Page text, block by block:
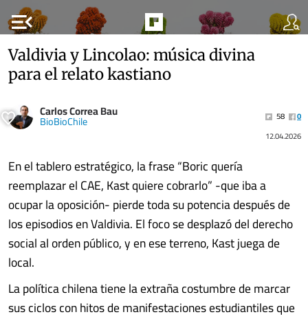
menu_open
Valdivia y Lincolao: música divina
para el relato kastiano
Carlos Correa Bau
BioBioChile 58
0
12.04.2026
En el tablero estratégico, la frase “Boric quería
reemplazar el CAE, Kast quiere cobrarlo” -que iba a
ocupar la oposición- pierde toda su potencia después de
los episodios en Valdivia. El foco se desplazó del derecho
social al orden público, y en ese terreno, Kast juega de
local.
La política chilena tiene la extraña costumbre de marcar
sus ciclos con hitos de manifestaciones estudiantiles que